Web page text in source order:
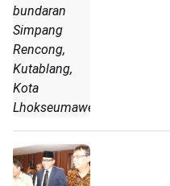
bundaran
Simpang
Rencong,
Kutablang,
Kota
Lhokseumawe